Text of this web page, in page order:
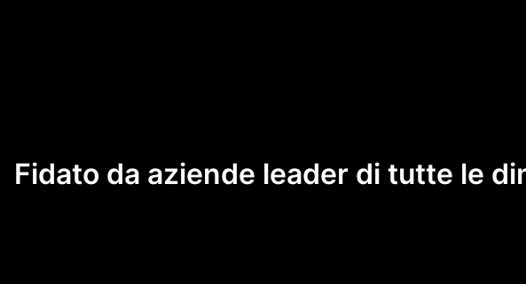
Fidato da aziende leader di tutte le